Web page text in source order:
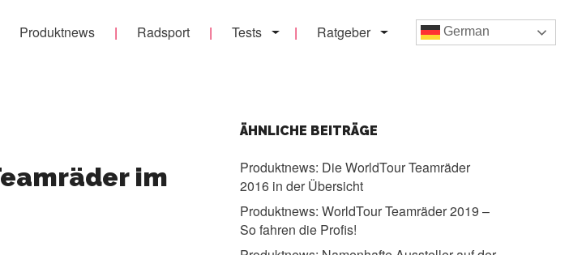
Produktnews Radsport Tests Ratgeber German
im
ÄHNLICHE BEITRÄGE
Produktnews: Die WorldTour Teamräder
2016 in der Übersicht
Produktnews: WorldTour Teamräder 2019 –
So fahren die Profis!